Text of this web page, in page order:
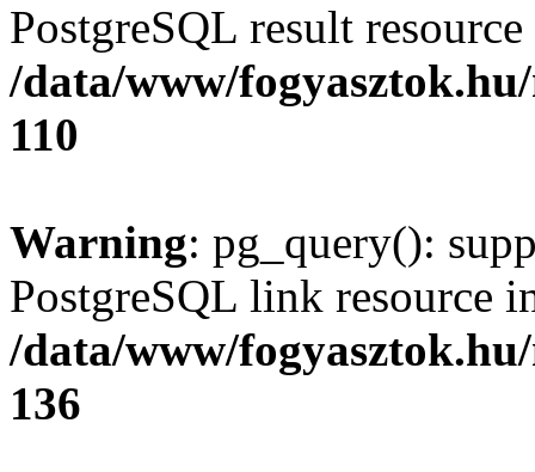
PostgreSQL result
/data/www/
110
Warning: pg_query():
PostgreSQL link resource
/data/www/
136